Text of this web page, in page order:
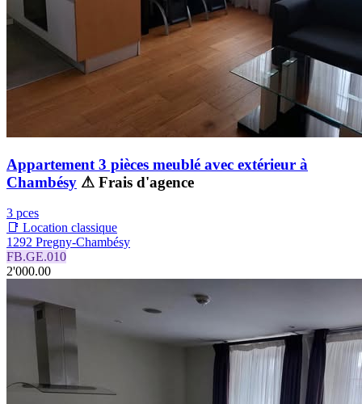
Appartement 3 pièces meublé avec extérieur à
Chambésy ⚠ Frais d'agence
3 pces
📑 Location classique
1292 Pregny-Chambésy
FB.GE.010
2'000.00